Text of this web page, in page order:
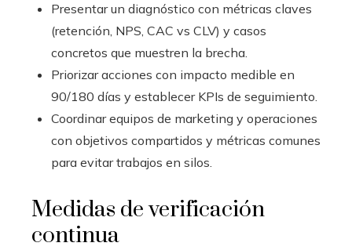
Presentar un diagnóstico con métricas claves
(retención, NPS, CAC vs CLV) y casos
concretos que muestren la brecha.
Priorizar acciones con impacto medible en
90/180 días y establecer KPIs de seguimiento.
Coordinar equipos de marketing y operaciones
con objetivos compartidos y métricas comunes
para evitar trabajos en silos.
Medidas de verificación
continua